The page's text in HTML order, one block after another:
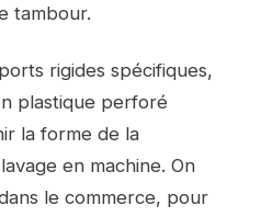
tambour.
rigides spécifiques,
plastique perforé
la forme de la
en machine. On
le commerce, pour